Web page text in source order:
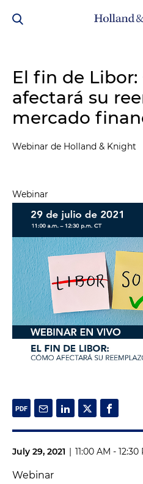
El fin de Libor:
afectará su
mercado
Webinar de Holland & Knight
Webinar
July 29, 2021 | 11:00 AM - 12:30
Webinar